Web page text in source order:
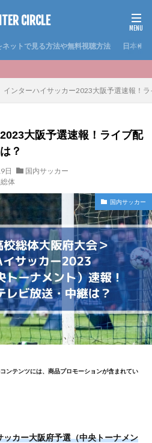
CIRCLE
ネットで見る方法や無料視聴方法 日本代表
インターハイサッカー2023大阪予選速報！
大阪予選速報！ライブ配
？
日
国内サッカー
体
国内サッカー
ンテンツには、商品プロモーションが含まれてい
ッカー大阪府予選（中央トーナメン